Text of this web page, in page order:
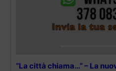
“La città chiama…” – La